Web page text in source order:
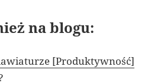
na blogu:
[Produktywność]